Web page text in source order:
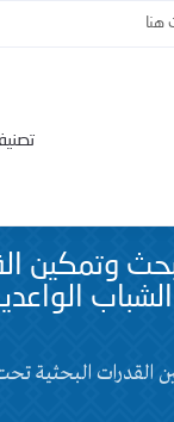
وتمكين
البحثية